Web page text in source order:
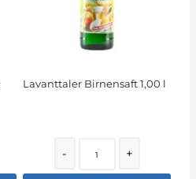
Lavanttaler Birnensaft 1,00 l
- +